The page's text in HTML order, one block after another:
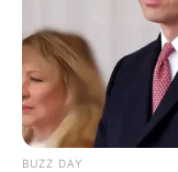
BUZZ DAY